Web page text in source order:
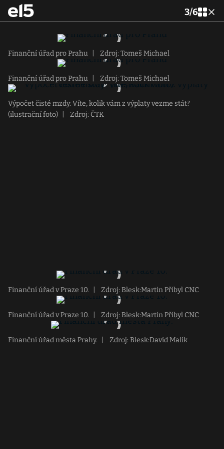
3/6
Finanční úřad pro Prahu Zdroj: Tomeš Michael
Finanční úřad pro Prahu Zdroj: Tomeš Michael
Výpočet čisté mzdy: Víte, kolik vám z výplaty vezme stát?
(ilustrační foto)
Zdroj: ČTK
Finanční úřad v Praze 10. Zdroj: Blesk:Martin Přibyl CNC
Finanční úřad v Praze 10. Zdroj: Blesk:Martin Přibyl CNC
Finanční úřad města Prahy. Zdroj: Blesk:David Malík